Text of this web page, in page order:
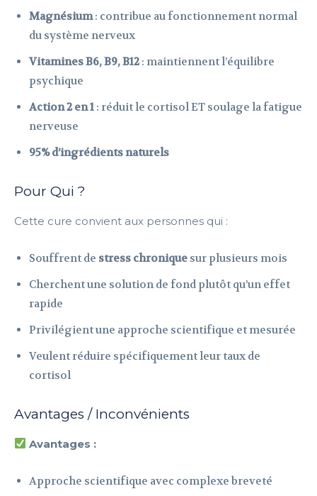
Magnésium: contribue au fonctionnement normal
du système nerveux
Vitamines B6, B9, B12 : maintiennent l’équilibre
psychique
Action 2 en 1 : réduit le cortisol ET soulage la fatigue
nerveuse
95% d’ingrédients naturels
Pour Qui ?
Cette cure convient aux personnes qui :
Souffrent de stress chronique sur plusieurs mois
Cherchent une solution de fond plutôt qu’un effet
rapide
Privilégient une approche scientifique et mesurée
Veulent réduire spécifiquement leur taux de
cortisol
Avantages / Inconvénients
Avantages :
Approche scientifique avec complexe breveté